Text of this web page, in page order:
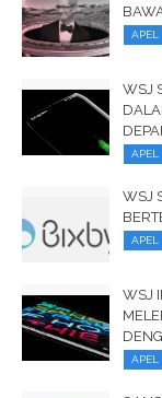
APEL
WSJ
APEL
WSJ
APEL
WSJ
APEL